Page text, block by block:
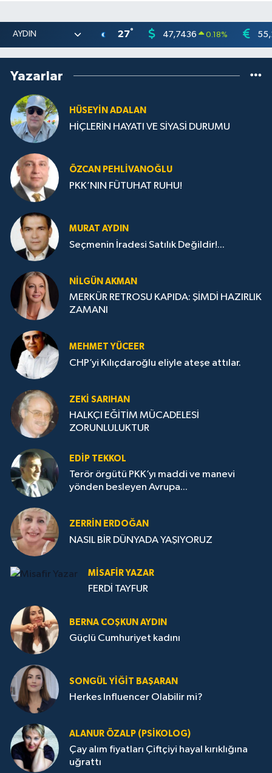
27° 47,7436 0.18%
Yazarlar
HÜSEYIN ADALAN
HİÇLERİN HAYATI VE SİYASİ DURUMU
ÖZCAN PEHLIVANOĞLU
PKK’NIN FÜTUHAT RUHU!
MURAT AYDIN
Seçmenin İradesi Satılık Değildir!...
NILGÜN AKMAN
MERKÜR RETROSU KAPIDA: ŞİMDİ HAZIRLIK
ZAMANI
MEHMET YÜCEER
CHP’yi Kılıçdaroğlu eliyle ateşe attılar.
ZEKI SARIHAN
HALKÇI EĞİTİM MÜCADELESİ
ZORUNLULUKTUR
EDIP TEKKOL
Terör örgütü PKK’yı maddi ve manevi
yönden besleyen Avrupa...
ZERRIN ERDOĞAN
NASIL BİR DÜNYADA YAŞIYORUZ
MISAFIR YAZAR
FERDİ TAYFUR
BERNA COŞKUN AYDIN
Güçlü Cumhuriyet kadını
SONGÜL YIĞIT BAŞARAN
Herkes Influencer Olabilir mi?
ALANUR ÖZALP (PSIKOLOG)
Çay alım fiyatları Çiftçiyi hayal kırıklığına
uğrattı